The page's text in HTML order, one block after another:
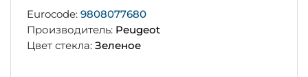
Eurocode: 9808077680
Производитель: Peugeot
Цвет стекла: Зеленое